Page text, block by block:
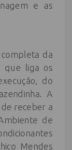
e as
da
que liga os
do
A
receber a
de
Mendes